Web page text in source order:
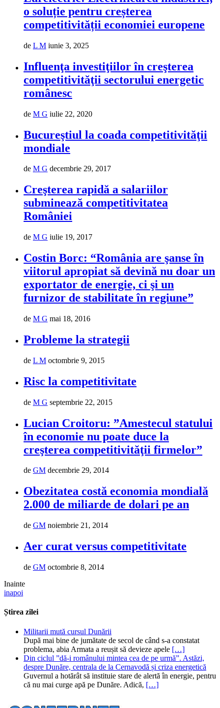
o soluție pentru creșterea
competitivității economiei europene
de L M iunie 3, 2025
Influenţa investiţiilor în creşterea
competitivităţii sectorului energetic
românesc
de M G iulie 22, 2020
Bucureştiul la coada competitivităţii
mondiale
de M G decembrie 29, 2017
Creşterea rapidă a salariilor
subminează competitivitatea
României
de M G iulie 19, 2017
Costin Borc: “România are şanse în
viitorul apropiat să devină nu doar un
exportator de energie, ci şi un
furnizor de stabilitate în regiune”
de M G mai 18, 2016
Probleme la strategii
de L M octombrie 9, 2015
Risc la competitivitate
de M G septembrie 22, 2015
Lucian Croitoru: ”Amestecul statului
în economie nu poate duce la
creşterea competitivităţii firmelor”
de GM decembrie 29, 2014
Obezitatea costă economia mondială
2.000 de miliarde de dolari pe an
de GM noiembrie 21, 2014
Aer curat versus competitivitate
de GM octombrie 8, 2014
Inainte
inapoi
Știrea zilei
Militarii mută cursul Dunării
După mai bine de jumătate de secol de când s-a constatat
problema, abia Armata a reușit să devieze apele […]
Din ciclul ”dă-i românului mintea cea de pe urmă”. Astăzi,
despre Dunăre, centrala de la Cernavodă și criza energetică
Guvernul a hotărât să instituie stare de alertă în energie, pentru
că nu mai curge apă pe Dunăre. Adică, […]